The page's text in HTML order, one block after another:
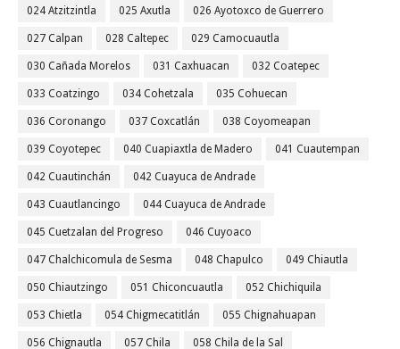
024 Atzitzintla 025 Axutla 026 Ayotoxco de Guerrero
027 Calpan 028 Caltepec 029 Camocuautla
030 Cañada Morelos 031 Caxhuacan 032 Coatepec
033 Coatzingo 034 Cohetzala 035 Cohuecan
036 Coronango 037 Coxcatlán 038 Coyomeapan
039 Coyotepec 040 Cuapiaxtla de Madero 041 Cuautempan
042 Cuautinchán 042 Cuayuca de Andrade
043 Cuautlancingo 044 Cuayuca de Andrade
045 Cuetzalan del Progreso 046 Cuyoaco
047 Chalchicomula de Sesma 048 Chapulco 049 Chiautla
050 Chiautzingo 051 Chiconcuautla 052 Chichiquila
053 Chietla 054 Chigmecatitlán 055 Chignahuapan
056 Chignautla 057 Chila 058 Chila de la Sal